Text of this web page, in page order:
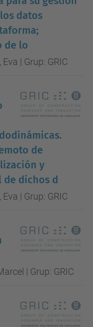
datos
de lo
| Grup: GRIC
de
y
de dichos d
| Grup: GRIC
| Grup: GRIC